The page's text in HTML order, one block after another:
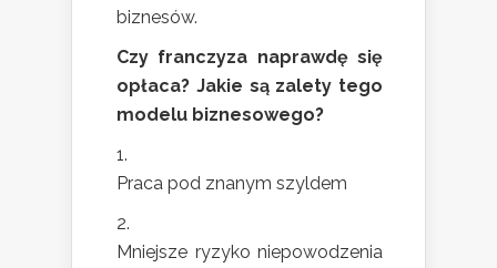
biznesów.
Czy franczyza naprawdę się
opłaca? Jakie są zalety tego
modelu biznesowego?
Praca pod znanym szyldem
Mniejsze ryzyko niepowodzenia